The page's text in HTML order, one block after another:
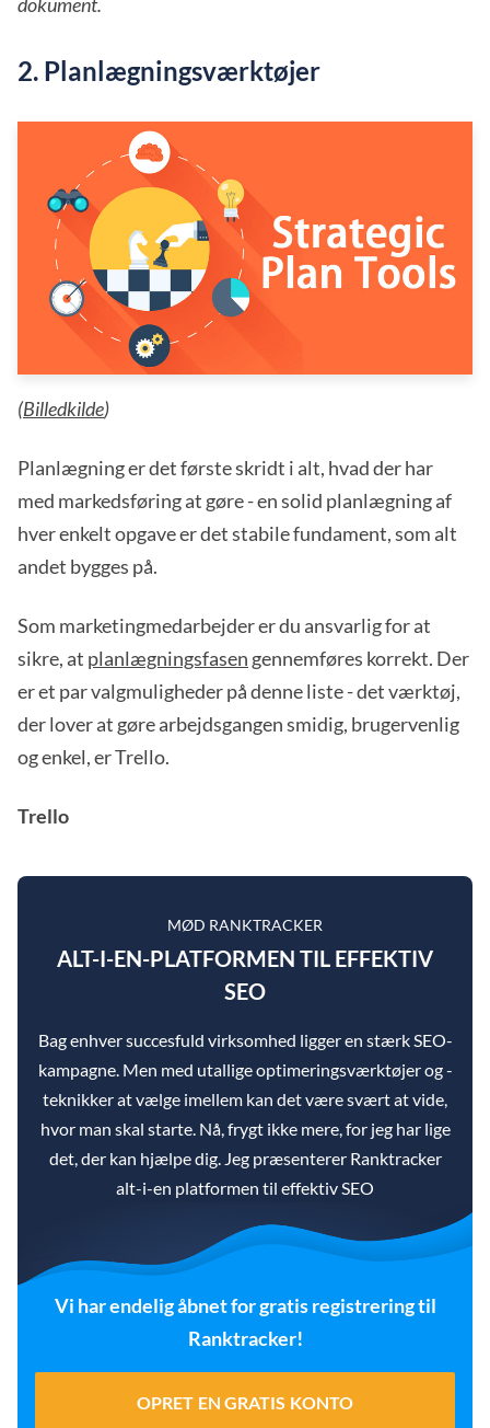
2. Planlægningsværktøjer
(Billedkilde)
Planlægning er det første skridt i alt, hvad der har
med markedsføring at gøre - en solid planlægning af
hver enkelt opgave er det stabile fundament, som alt
andet bygges på.
Som marketingmedarbejder er du ansvarlig for at
sikre, at planlægningsfasen gennemføres korrekt. Der
er et par valgmuligheder på denne liste - det værktøj,
der lover at gøre arbejdsgangen smidig, brugervenlig
og enkel, er Trello.
Trello
MØD RANKTRACKER
ALT-I-EN-PLATFORMEN TIL EFFEKTIV
SEO
Bag enhver succesfuld virksomhed ligger en stærk SEO-
kampagne. Men med utallige optimeringsværktøjer og -
teknikker at vælge imellem kan det være svært at vide,
hvor man skal starte. Nå, frygt ikke mere, for jeg har lige
det, der kan hjælpe dig. Jeg præsenterer Ranktracker
alt-i-en platformen til effektiv SEO
Vi har endelig åbnet for gratis registrering til
Ranktracker!
OPRET EN GRATIS KONTO